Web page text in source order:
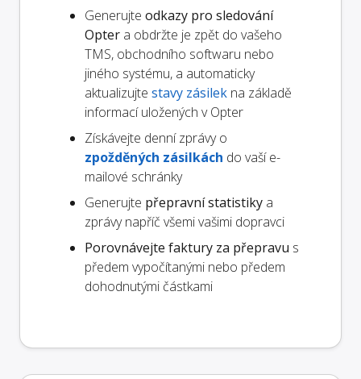
Generujte odkazy pro sledování
Opter a obdržte je zpět do vašeho
TMS, obchodního softwaru nebo
jiného systému, a automaticky
aktualizujte stavy zásilek na základě
informací uložených v Opter
Získávejte denní zprávy o
zpožděných zásilkách do vaší e-
mailové schránky
Generujte přepravní statistiky a
zprávy napříč všemi vašimi dopravci
Porovnávejte faktury za přepravu s
předem vypočítanými nebo předem
dohodnutými částkami